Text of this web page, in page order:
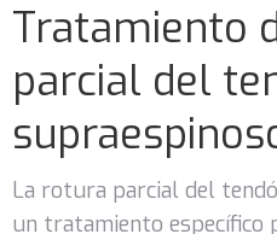
Tratamiento
parcial del
La rotura parcial del
un tratamiento específico